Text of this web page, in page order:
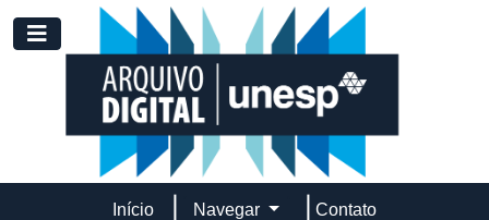
Skip to main content
Toggle navigation
Início Navegar Contato